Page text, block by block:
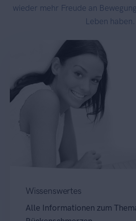
wieder mehr Freude an
Leben haben.
Wissenswertes
Alle Informationen zum